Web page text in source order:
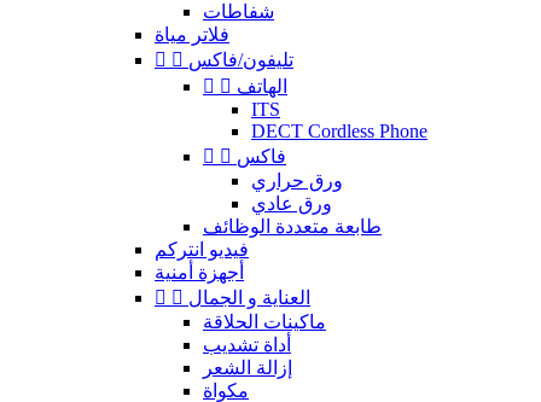
شفاطات
فلاتر مياة
  تليفون/فاكس
  الهاتف
ITS
DECT Cordless Phone
  فاكس
ورق حراري
ورق عادي
طابعة متعددة الوظائف
فيديو انتركم
أجهزة أمنية
  العناية و الجمال
ماكينات الحلاقة
أداة تشديب
إزالة الشعر
مكواة